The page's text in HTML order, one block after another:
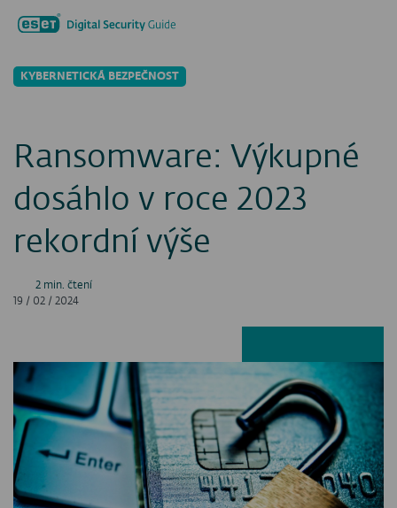
KYBERNETICKÁ BEZPEČNOST
Ransomware: Výkupné
dosáhlo v roce 2023
rekordní výše
2 min. čtení
19 / 02 / 2024